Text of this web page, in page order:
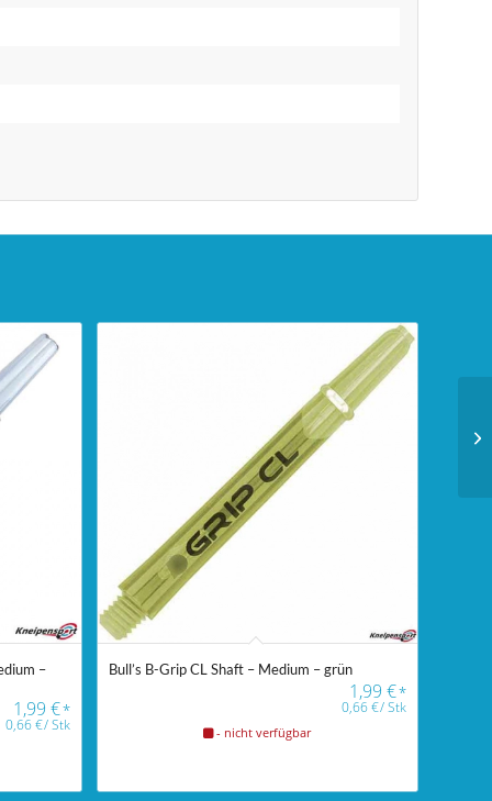
–
1,99€*
0,66€/Stk
Bull’s B-Grip CL Shaft – Medium – grün
1,99 €*
0,66€/Stk
- nicht verfügbar